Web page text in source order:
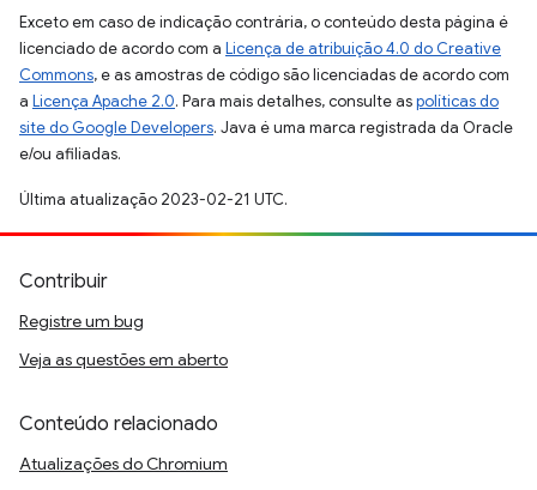
Exceto em caso de indicação contrária, o conteúdo desta página é
licenciado de acordo com a Licença de atribuição 4.0 do Creative
Commons, e as amostras de código são licenciadas de acordo com
a Licença Apache 2.0. Para mais detalhes, consulte aspolíticas do
site do Google Developers. Java é uma marca registrada da Oracle
e/ou afiliadas.
Última atualização 2023-02-21 UTC.
Contribuir
Registre um bug
Veja as questões em aberto
Conteúdo relacionado
Atualizações do Chromium